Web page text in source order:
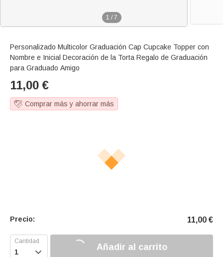
1 / 7
Personalizado Multicolor Graduación Cap Cupcake Topper con
Nombre e Inicial Decoración de la Torta Regalo de Graduación
para Graduado Amigo
11,00 €
Comprar más y ahorrar más
Precio: 11,00 €
 Añadir al carrito